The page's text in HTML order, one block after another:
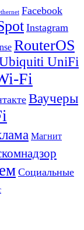
Facebook
Instagram
RouterOS
UniFi
Fi
Ваучеры
Магнит
Социальные